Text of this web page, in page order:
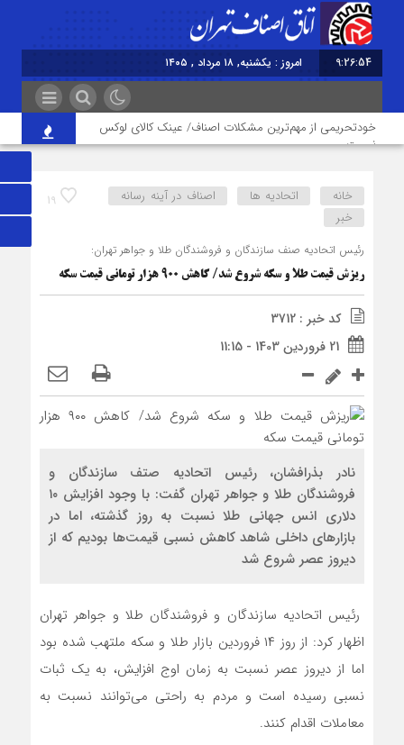
9:26:54
امروز : یکشنبه, ۱۸ مرداد , ۱۴۰۵
خودتحریمی از مهم‌ترین مشکلات اصناف/ عینک کالای لوکس
نیست
اصلاح غلط‌های املایی در تابلوهای شهری الزامی است/ پاسداری
از زبان فارسی یک مسئولیت ملی
توزیع کالاهای اساسی ۳ برابر تقاضاست/ نظارت‎های ناعادلانه منتج
به نارضایتی واردکننده، توزیع‎کننده و خرده‎فروش می‎شود
ورود حیوانات خانگی به رستوران‌ها و مراکز عرضه غذا تخلف
بهداشتی است
از تصمیم‌سازی تا نظارت؛ اصناف نقش مؤثرتری در بازار
گرانی؛ خشکشویی‌ ها را هم زمین‌گیر کرد/ افزایش ۱۱۰درصدی
قیمت شوینده کاهش۴۰درصدی تقاضا
فریب قیمت‌های پایین گوشی را نخورید/ حمایت بیشتر از حقوق
مردم و فعالان قانونمند بازار با افزایش سهم خریدهای رسمی
19 خانه اتحادیه ها
اصناف در آینه رسانه
خبر
رئیس اتحادیه صنف سازندگان و فروشندگان طلا و جواهر تهران:
ریزش قیمت طلا و سکه شروع شد/ کاهش ۹۰۰ هزار تومانی قیمت سکه
کد خبر : 3712
21 فروردین 1403 - 11:15
نادر بذرافشان، رئیس اتحادیه صتف سازندگان و
فروشندگان طلا و جواهر تهران گفت: با وجود افزایش ۱۰
دلاری انس جهانی طلا نسبت به روز گذشته، اما در
بازارهای داخلی شاهد کاهش نسبی قیمت‌ها بودیم که از
دیروز عصر شروع شد
رئیس اتحادیه سازندگان و فروشندگان طلا و جواهر تهران
اظهار کرد: از روز ۱۴ فروردین بازار طلا و سکه ملتهب شده بود
اما از دیروز عصر نسبت به زمان اوج افزایش، به یک ثبات
نسبی رسیده است و مردم به راحتی می‌توانند نسبت به
معاملات اقدام کنند.